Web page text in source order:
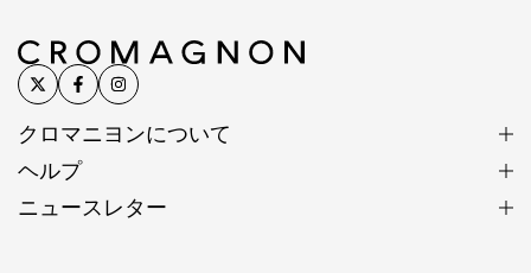
クロマニヨンについて
ヘルプ
ニュースレター